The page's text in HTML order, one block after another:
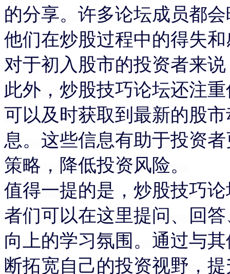
的分享。许多论坛成员都
他们在炒股过程中的得失
对于初入股市的投资者来
此外，炒股技巧论坛还注
可以及时获取到最新的股
息。这些信息有助于投资
策略，降低投资风险。
值得一提的是，炒股技巧
者们可以在这里提问、回
向上的学习氛围。通过与
断拓宽自己的投资视野，